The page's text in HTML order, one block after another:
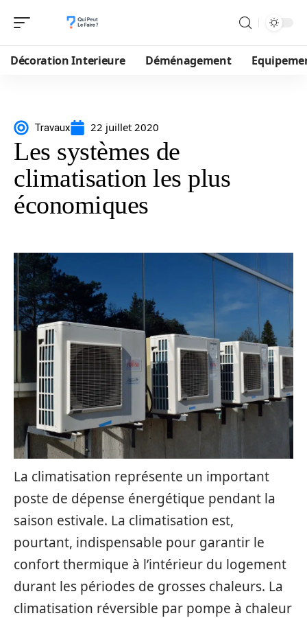
Décoration Interieure Déménagement
Travaux 22 juillet 2020
Les systèmes de
climatisation les plus
économiques
La climatisation représente un important
poste de dépense énergétique pendant la
saison estivale. La climatisation est,
pourtant, indispensable pour garantir le
confort thermique à l’intérieur du logement
durant les périodes de grosses chaleurs. La
climatisation réversible par pompe à chaleur